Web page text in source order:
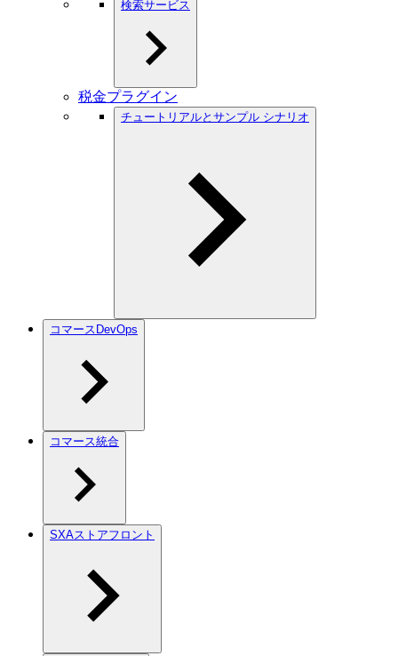
検索サービス
税金プラグイン
チュートリアルとサンプル シナリオ
コマースDevOps
コマース統合
SXAストアフロント